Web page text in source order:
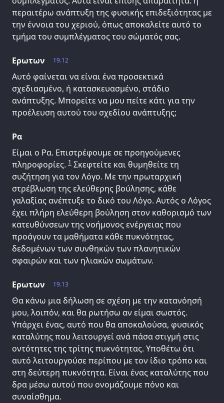
περαιτέρω ανάπτυξη της φυσικής επιδεξιότητας με
την έννοια του χεριού, όπως αποκαλείτε αυτό το
τμήμα του συμπλέγματος του σώματός σας.
19.12
Ερωτων
Αυτό φαίνεται να είναι ένα προσεκτικά
σχεδιασμένο, ή κατασκευασμένο, στάδιο
ανάπτυξης. Μπορείτε να μου πείτε κάτι για την
προέλευση αυτού του σχεδίου ανάπτυξης;
Ρα
Είμαι ο Ρα. Επιστρέφουμε σε προηγούμενες
πληροφορίες. 1 Σκεφτείτε και θυμηθείτε τη
συζήτηση για τον Λόγο. Με την πρωταρχική
στρέβλωση της ελεύθερης βούλησης, κάθε
γαλαξίας ανέπτυξε το δικό του Λόγο. Αυτός ο Λόγος
έχει πλήρη ελεύθερη βούληση στον καθορισμό των
κατευθύνσεων της νοήμονος ενέργειας που
προάγουν τα μαθήματα κάθε πυκνότητας,
δεδομένων των συνθηκών των πλανητικών
σφαιρών και των ηλιακών σωμάτων.
19.13
Ερωτων
Θα κάνω μια δήλωση σε σχέση με την κατανόησή
μου, λοιπόν, και θα ρωτήσω αν είμαι σωστός.
Υπάρχει ένας, αυτό που θα αποκαλούσα, φυσικός
καταλύτης που λειτουργεί ανά πάσα στιγμή στις
οντότητες της τρίτης πυκνότητας. Υποθέτω ότι
αυτό λειτουργούσε περίπου με τον ίδιο τρόπο και
στη δεύτερη πυκνότητα. Είναι ένας καταλύτης που
δρα μέσω αυτού που ονομάζουμε πόνο και
συναίσθημα.